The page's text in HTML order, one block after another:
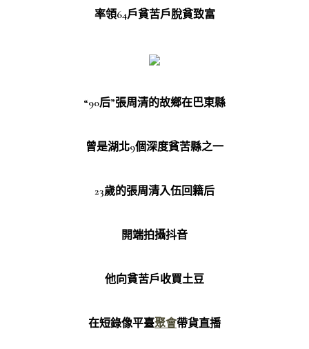
率領64戶貧苦戶脫貧致富
“90后”張周清的故鄉在巴東縣
曾是湖北9個深度貧苦縣之一
23歲的張周清入伍回籍后
開端拍攝抖音
他向貧苦戶收買土豆
在短錄像平臺聚會帶貨直播